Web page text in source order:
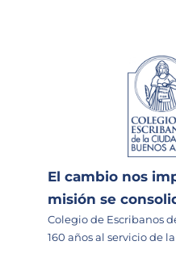
El cambio nos
misión se
Colegio de Escribanos
160 años al servicio de